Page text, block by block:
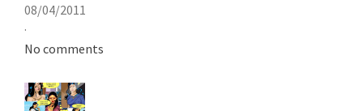
08/04/2011
·
No comments